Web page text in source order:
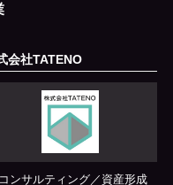
会社TATENO
ンサルティング／資産形成